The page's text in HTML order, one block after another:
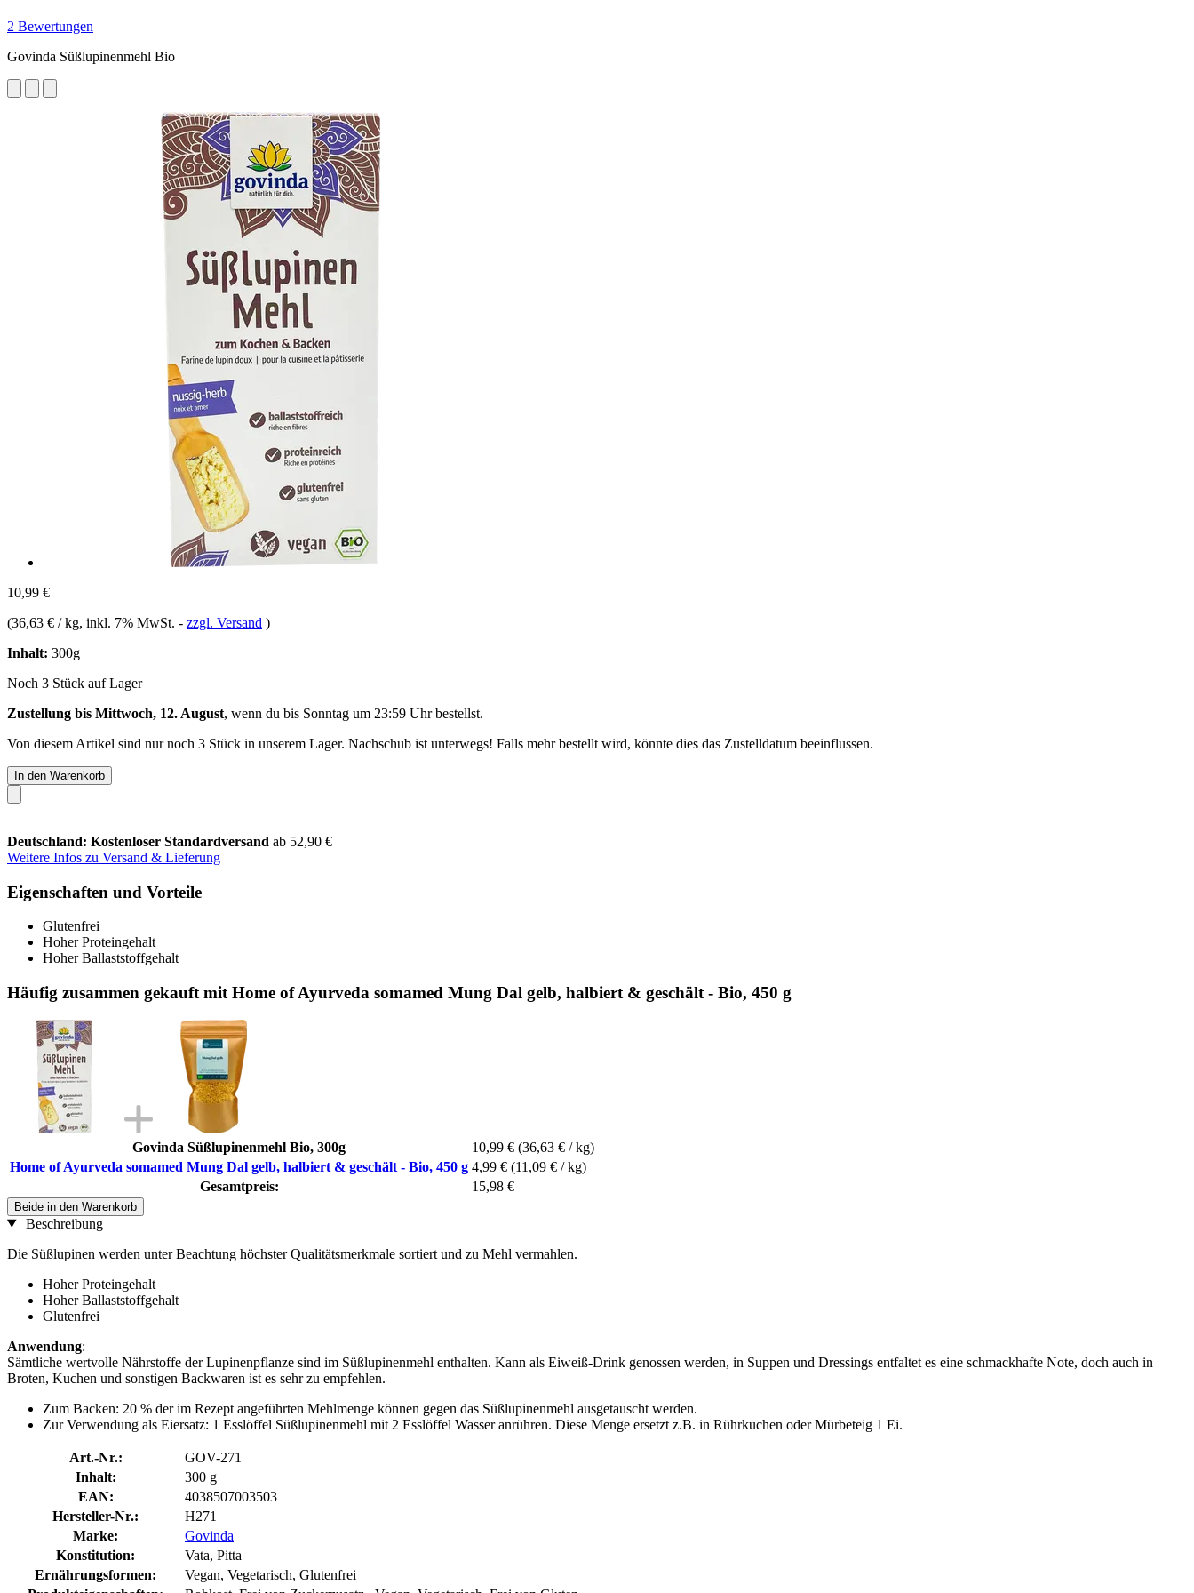
2 Bewertungen
Govinda Süßlupinenmehl Bio
10,99 €
(36,63 € / kg, inkl. 7% MwSt. - zzgl. Versand )
Inhalt: 300g
Noch 3 Stück auf Lager
Zustellung bis Mittwoch, 12. August, wenn du bis Sonntag um 23:59 Uhrbestellst.
Von diesem Artikel sind nur noch 3 Stück in unserem Lager. Nachschub ist unterwegs! Falls mehr bestellt wird, könnte dies das Zustelldatum beeinflussen.
In den Warenkorb
Deutschland: Kostenloser Standardversand ab 52,90 €
Weitere Infos zu Versand & Lieferung
Eigenschaften und Vorteile
Glutenfrei
Hoher Proteingehalt
Hoher Ballaststoffgehalt
Häufig zusammen gekauft mit Home of Ayurveda somamed Mung Dal gelb, halbiert & geschält - Bio, 450 g
Govinda Süßlupinenmehl Bio, 300g 10,99 € (36,63 € / kg)
Home of Ayurveda somamed Mung Dal gelb, halbiert & geschält - Bio, 450 g 4,99 € (11,09 € / kg)
Gesamtpreis:
15,98 €
Beide in den Warenkorb
Beschreibung
Die Süßlupinen werden unter Beachtung höchster Qualitätsmerkmale sortiert und zu Mehl vermahlen.
Hoher Proteingehalt
Hoher Ballaststoffgehalt
Glutenfrei
Anwendung:
Sämtliche wertvolle Nährstoffe der Lupinenpflanze sind im Süßlupinenmehl enthalten. Kann als Eiweiß-Drink genossen werden, in Suppen und Dressings entfaltet es eine schmackhafte Note, doch auch in
Broten, Kuchen und sonstigen Backwaren ist es sehr zu empfehlen.
Zum Backen: 20 % der im Rezept angeführten Mehlmenge können gegen das Süßlupinenmehl ausgetauscht werden.
Zur Verwendung als Eiersatz: 1 Esslöffel Süßlupinenmehl mit 2 Esslöffel Wasser anrühren. Diese Menge ersetzt z.B. in Rührkuchen oder Mürbeteig 1 Ei.
Art.-Nr.:
GOV-271
Inhalt:
300 g
EAN:
4038507003503
Hersteller-Nr.:
H271
Marke:
Govinda
Konstitution:
Vata, Pitta
Ernährungsformen:
Vegan, Vegetarisch, Glutenfrei